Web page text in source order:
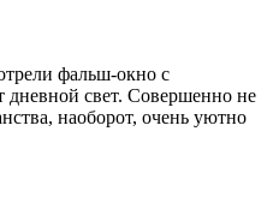
фальш-окно с
дневной свет. Совершенно не
наоборот, очень уютно